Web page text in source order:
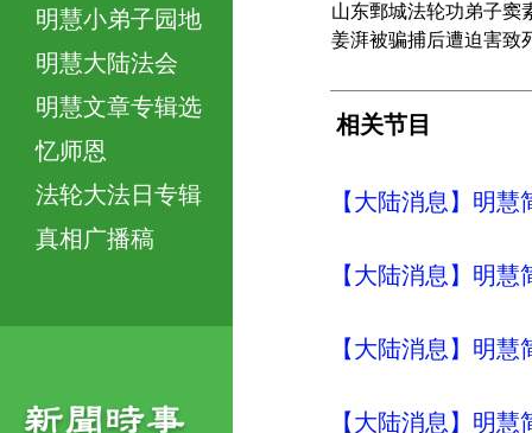
明慧小弟子园地
明慧大陆法会
明慧文章专辑选
忆师恩
法轮大法日专辑
真相广播稿
山东鄄城法轮功弟子窦
姜湃被骗捕后遭迫害
相关节目
【大陆消息】明
【大陆消息】明
【大陆消息】明
【大陆消息】明